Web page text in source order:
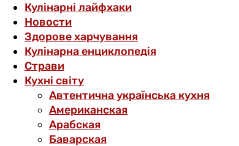
Кулінарні лайфхаки
Новости
Здорове харчування
Кулінарна енциклопедія
Страви
Кухні світу
Автентична українська кухня
Американская
Арабская
Баварская